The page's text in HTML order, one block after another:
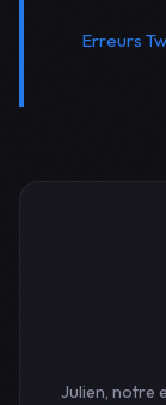
Erreurs
Julien, notre